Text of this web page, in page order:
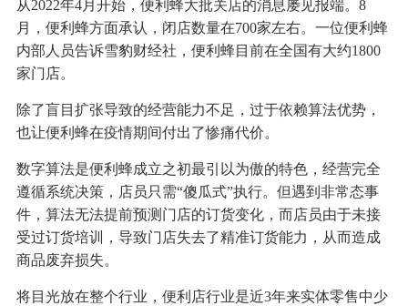
从2022年4月开始，便利蜂大批关店的消息屡见报端。8
月，便利蜂方面承认，闭店数量在700家左右。一位便利蜂
内部人员告诉雪豹财经社，便利蜂目前在全国有大约1800
家门店。
除了盲目扩张导致的经营能力不足，过于依赖算法优势，
也让便利蜂在疫情期间付出了惨痛代价。
数字算法是便利蜂成立之初最引以为傲的特色，经营完全
遵循系统决策，店员只需“傻瓜式”执行。但遇到非常态事
件，算法无法提前预测门店的订货变化，而店员由于未接
受过订货培训，导致门店失去了精准订货能力，从而造成
商品废弃损失。
将目光放在整个行业，便利店行业是近3年来实体零售中少